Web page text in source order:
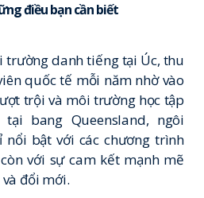
điều bạn cần biết
danh tiếng tại Úc, thu
quốc tế mỗi năm nhờ vào
trội và môi trường học tập
bang Queensland, ngôi
nổi bật với các chương trình
với sự cam kết mạnh mẽ
đổi mới.